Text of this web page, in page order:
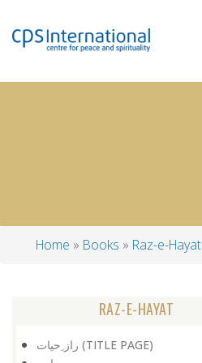
Home Books Raz-e-Hayat
RAZ-E-HAYAT
راز ِحیات (TITLE PAGE)